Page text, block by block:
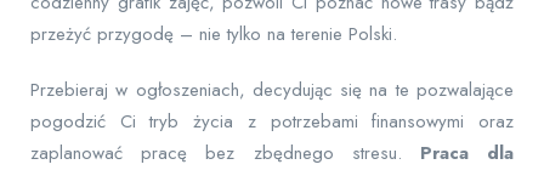
przeżyć przygodę – nie tylko na terenie Polski.
Przebieraj w ogłoszeniach, decydując się na te pozwalające
pogodzić Ci tryb życia z potrzebami finansowymi oraz
zaplanować pracę bez zbędnego stresu. Praca dla